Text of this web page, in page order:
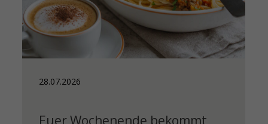
28.07.2026
Euer Wochenende bekommt